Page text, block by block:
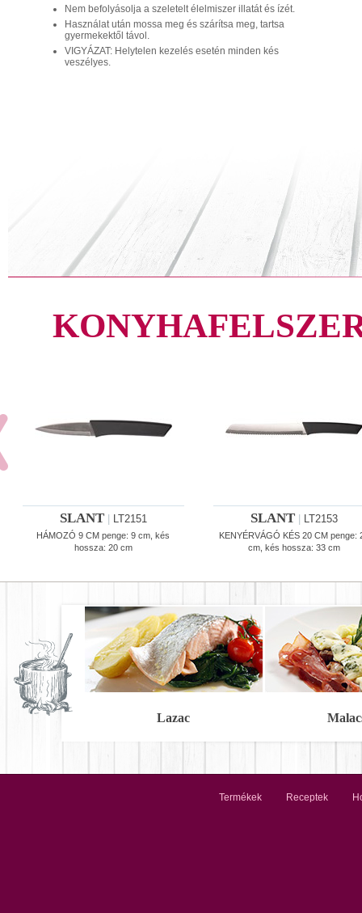
Nem befolyásolja a szeletelt élelmiszer illatát és ízét.
Használat után mossa meg és szárítsa meg, tartsa
gyermekektől távol.
VIGYÁZAT: Helytelen kezelés esetén minden kés
veszélyes.
SLANT LT2151
HÁMOZÓ 9 CM penge: 9 cm, kés
hossza: 20 cm
SLANT LT2153
KENYÉRVÁGÓ KÉS 20 CM penge:
cm, kés hossza: 33 cm
Lazac
Termékek Receptek